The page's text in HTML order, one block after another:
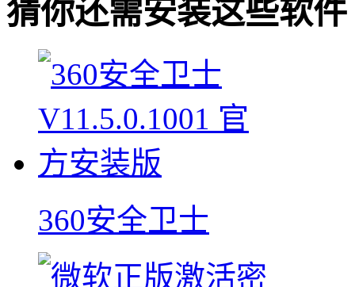
猜你还需安装这些软件
360安全卫士